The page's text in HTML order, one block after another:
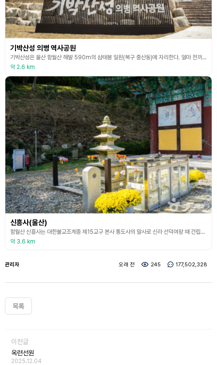
기박산성 의병 역사공원
기박산성은 울산 함월산 해발 590m의 삼태봉 일원(북구 중산동)에 자리한다. 얼마 전까지 기령 비석과 정자 정도만 있어 역사적 의미를 찾기 어려웠지만 현재는 역사공원 준공으로 재탄생하여 관광자원화로 이어지고 있다. 기박산성의 기박은 ‘기가 세워진 고개마루’라는 뜻이 있으며 한자로는 ‘기령’이라고도 불린다. 임진왜란 당시 왜적의 침략에 맞서 나라를 구하기 위해 의병을 창의한 역사적 장소인 기박산성을 들여다볼 수 있는 곳으로 의병활동에 대한 역사적 의미를
약 2.6 km
신흥사(울산)
함월산 신흥사는 대한불교조계종 제15교구 본사 통도사의 말사로 신라 선덕여왕 때 건립된 사찰이다. 신흥사는 신라가 삼국통일을 이룬 후 당나라의 공격을 받을 때 문두루비법으로 나라를 위기에서 구한 명랑조사가 세웠다. 명랑조사는 신라 호국불교의 지표인 건흥사의 창건주이고, 문무왕 때 신라가 만리성을 쌓는 동안 신흥사에는 승병 백여 명이 머물면서 무술을 닦았다고 하니, 이 절이 초기부터 승병과 관련된 호국도량임을 알 수 있다. 조선시대의 양란 때는 승병들을
약 3.6 km
관리자 오래 전 245 177,502,328
목록
이전글
옥련선원
2025.12.04